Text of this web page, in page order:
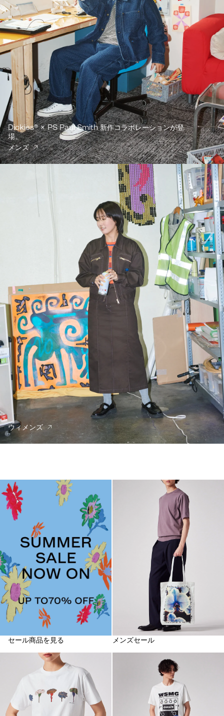
Dickies® × PS Paul Smith 新作コラボレーションが登
場。
メンズ
ウィメンズ
セール商品を見る メンズセール